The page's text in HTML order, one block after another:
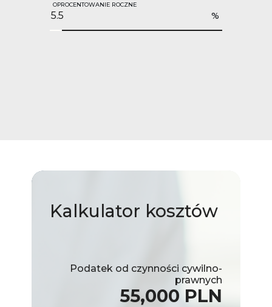
OPROCENTOWANIE ROCZNE
%
Kalkulator kosztów
Podatek od czynności cywilno-
prawnych
55,000 PLN